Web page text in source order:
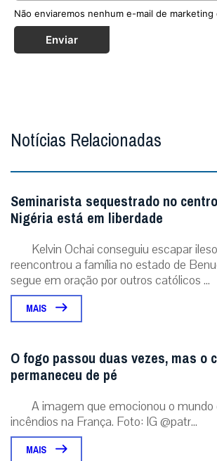
Não enviaremos nenhum e-mail de marketing
Enviar
Notícias Relacionadas
Seminarista sequestrado no
Nigéria está em liberdade
Kelvin Ochai conseguiu escapar
reencontrou a família no estado de
segue em oração por outros católicos ...
MAIS
O fogo passou duas vezes, mas o
permaneceu de pé
A imagem que emocionou o
incêndios na França. Foto: IG @patr...
MAIS